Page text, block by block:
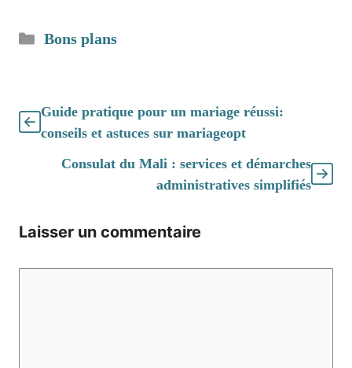
Catégories
Bons plans
Guide pratique pour un mariage réussi:
conseils et astuces sur mariageopt
Consulat du Mali : services et démarches
administratives simplifiés
Laisser un commentaire